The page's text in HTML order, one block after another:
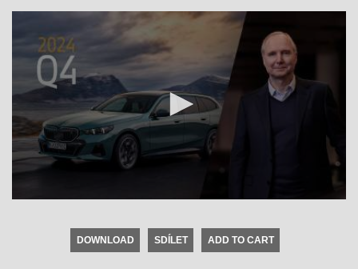
DOWNLOAD SDÍLET ADD TO CART